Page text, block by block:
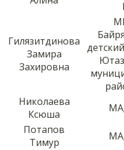
Гилязитдинова
Замира
Захировна
Николаева
Ксюша
Потапов
Тимур